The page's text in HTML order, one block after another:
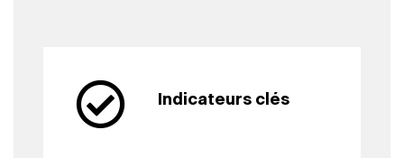
Indicateurs clés